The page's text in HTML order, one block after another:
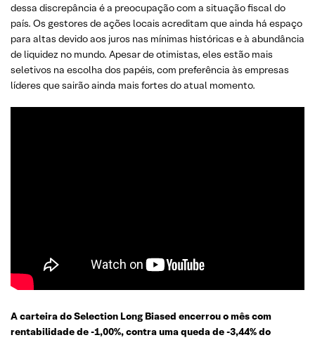
dessa discrepância é a preocupação com a situação fiscal do
país. Os gestores de ações locais acreditam que ainda há espaço
para altas devido aos juros nas mínimas históricas e à abundância
de liquidez no mundo. Apesar de otimistas, eles estão mais
seletivos na escolha dos papéis, com preferência às empresas
líderes que sairão ainda mais fortes do atual momento.
A carteira do Selection Long Biased encerrou o mês com
rentabilidade de -1,00%, contra uma queda de -3,44% do